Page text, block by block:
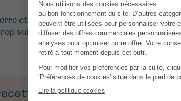
et dégustez sans attendre. Pour une
sur le dessus.
est destinée aux